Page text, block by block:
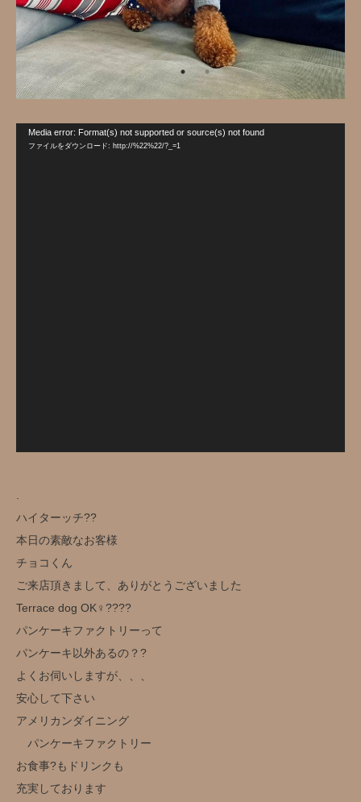
Media error: Format(s) not supported or source(s) not found
ファイルをダウンロード: http://%22%22/?_=1
ハイターッチ?️?
本日の素敵なお客様
チョコくん
ご来店頂きまして、ありがとうございました
Terrace dog OK‍♀️??‍??
パンケーキファクトリーって
パンケーキ以外あるの？?
よくお伺いしますが、、、
安心して下さい
アメリカンダイニング
パンケーキファクトリー
お食事?もドリンクも
充実しております